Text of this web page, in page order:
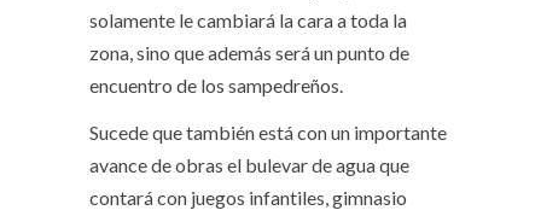
solamente le cambiará la cara a toda la
zona, sino que además será un punto de
encuentro de los sampedreños.
Sucede que también está con un importante
avance de obras el bulevar de agua que
contará con juegos infantiles, gimnasio